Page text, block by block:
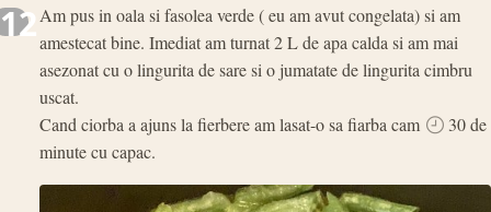
12Am pus in oala si fasolea verde ( eu am avut congelata) si am
amestecat bine. Imediat am turnat 2 L de apa calda si am mai
asezonat cu o lingurita de sare si o jumatate de lingurita cimbru
uscat.
Cand ciorba a ajuns la fierbere am lasat-o sa fiarba cam
30 de
minute cu capac.